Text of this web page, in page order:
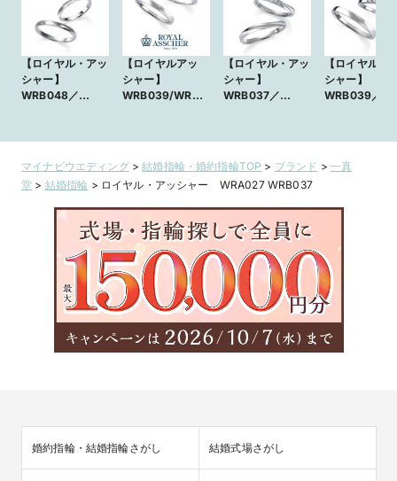
【ロイヤル・アッ
シャー】
WRB048／
【ロイヤルアッ
シャー】
WRB039/WRA0
【ロイヤル・アッ
シャー】
WRB037／
【ロイヤル・
シャー】
WRB039／
マイナビウエディング>結婚指輪・婚約指輪TOP > ブランド > 一真
堂 > 結婚指輪 > ロイヤル・アッシャー WRA027 WRB037
婚約指輪・結婚指輪さがし 結婚式場さがし